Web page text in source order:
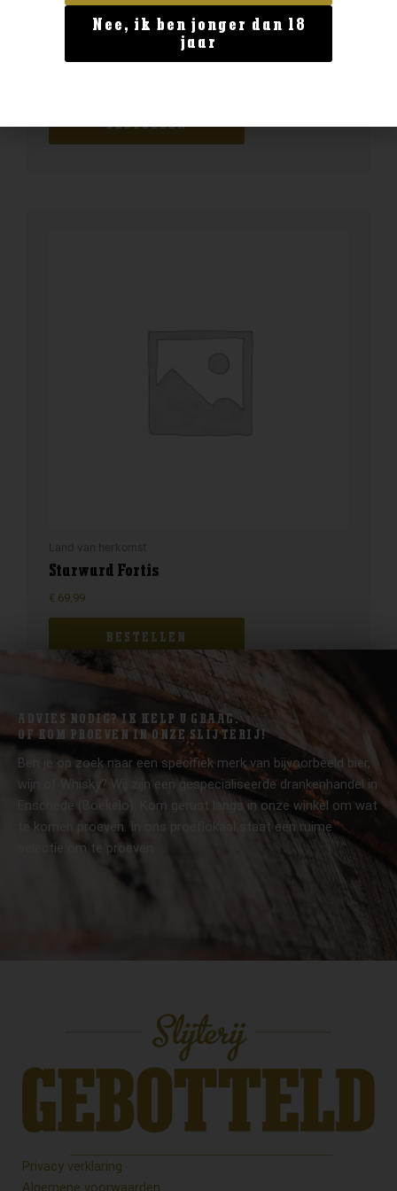
Blended Malt
Chichibu Ichiros malt & grain
BESTELLEN
Starward Fortis
€ 69,99
BESTELLEN
ADVIES NODIG? IK HELP U GRAAG.
OF KOM PROEVEN IN ONZE SLIJTERIJ!
Ben je op zoek naar een specifiek merk van bijvoorbeeld bier,
wijn of Whisky? Wij zijn een gespecialiseerde drankenhandel in
Enschede (Boekelo). Kom gerust langs in onze winkel om wat
te komen proeven. In ons proeflokaal staat een ruime
selectie om te proeven.
Privacy verklaring
Algemene voorwaarden
Nee, ik ben jonger dan 18
jaar